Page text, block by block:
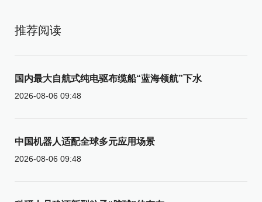
推荐阅读
国内最大自航式纯电驱布缆船“蓝海领航”下水
2026-08-06 09:48
中国机器人适配全球多元应用场景
2026-08-06 09:48